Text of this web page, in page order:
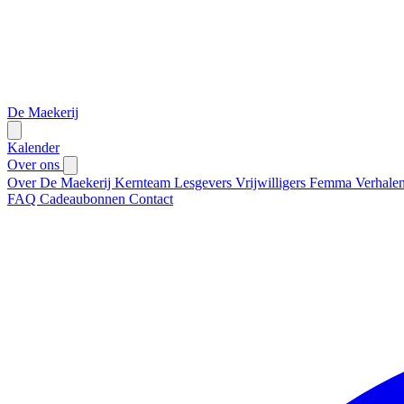
De Maekerij
Kalender
Over ons
Over De Maekerij Kernteam Lesgevers Vrijwilligers Femma
FAQ Cadeaubonnen Contact